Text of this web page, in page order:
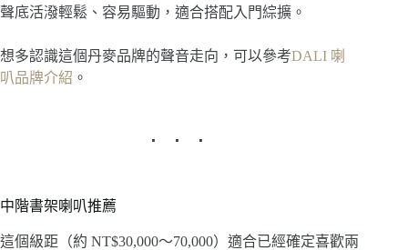
聲底活潑輕鬆、容易驅動，適合搭配入門綜擴。
想多認識這個丹麥品牌的聲音走向，可以參考DALI 喇
叭品牌介紹 。
中階書架喇叭推薦
這個級距（約 NT$30,000～70,000）適合已經確定喜歡兩